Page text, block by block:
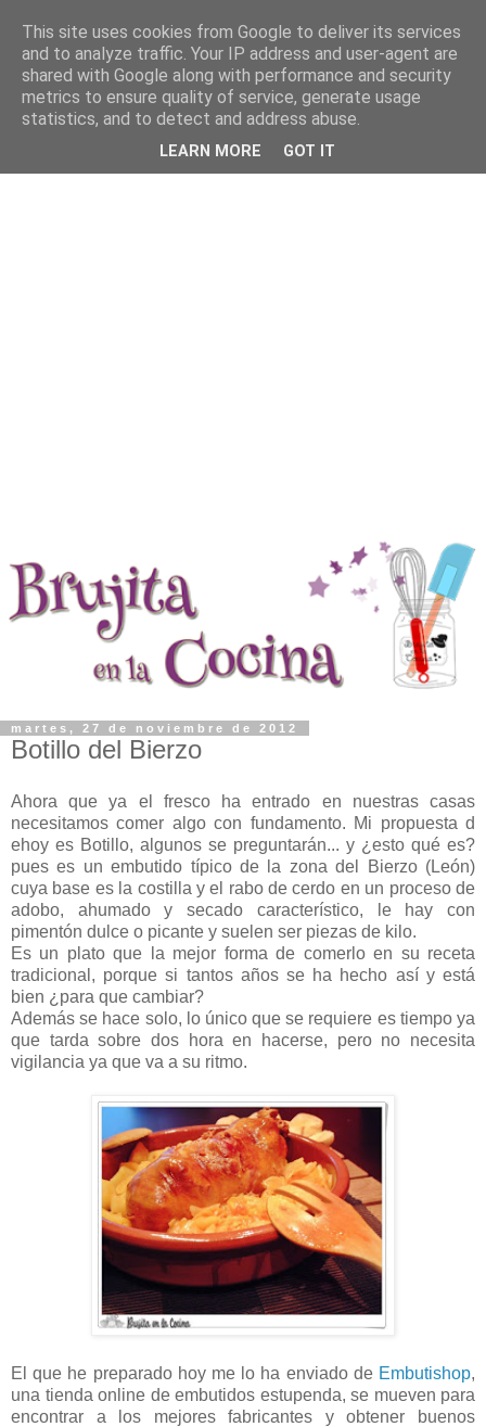
martes, 27 de noviembre de 2012
Botillo del Bierzo
Ahora que ya el fresco ha entrado en nuestras casas
necesitamos comer algo con fundamento. Mi propuesta d
ehoy es Botillo, algunos se preguntarán... y ¿esto qué es?
pues es un embutido típico de la zona del Bierzo (León)
cuya base es la costilla y el rabo de cerdo en un proceso de
adobo, ahumado y secado característico, le hay con
pimentón dulce o picante y suelen ser piezas de kilo.
Es un plato que la mejor forma de comerlo en su receta
tradicional, porque si tantos años se ha hecho así y está
bien ¿para que cambiar?
Además se hace solo, lo único que se requiere es tiempo ya
que tarda sobre dos hora en hacerse, pero no necesita
vigilancia ya que va a su ritmo.
El que he preparado hoy me lo ha enviado de Embutishop,
una tienda online de embutidos estupenda, se mueven para
encontrar a los mejores fabricantes y obtener buenos
This site uses cookies from Google to deliver its services
and to analyze traffic. Your IP address and user-agent are
shared with Google along with performance and security
metrics to ensure quality of service, generate usage
statistics, and to detect and address abuse.
LEARN MORE GOT IT